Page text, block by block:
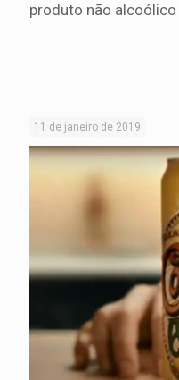
produto não
11 de janeiro de 2019